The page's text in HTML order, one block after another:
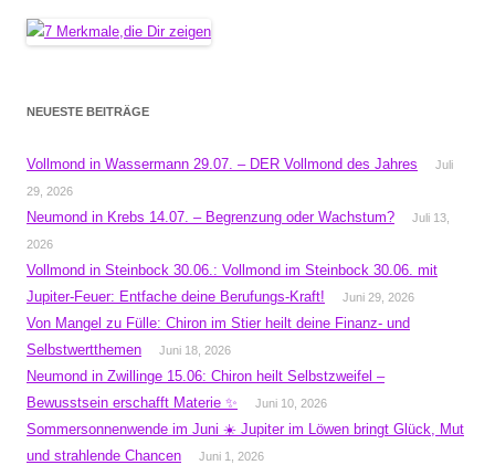
NEUESTE BEITRÄGE
Vollmond in Wassermann 29.07. – DER Vollmond des Jahres
Juli
29, 2026
Neumond in Krebs 14.07. – Begrenzung oder Wachstum?
Juli 13,
2026
Vollmond in Steinbock 30.06.: Vollmond im Steinbock 30.06. mit
Jupiter-Feuer: Entfache deine Berufungs-Kraft!
Juni 29, 2026
Von Mangel zu Fülle: Chiron im Stier heilt deine Finanz- und
Selbstwertthemen
Juni 18, 2026
Neumond in Zwillinge 15.06: Chiron heilt Selbstzweifel –
Bewusstsein erschafft Materie ✨
Juni 10, 2026
Sommersonnenwende im Juni ☀️ Jupiter im Löwen bringt Glück, Mut
und strahlende Chancen
Juni 1, 2026